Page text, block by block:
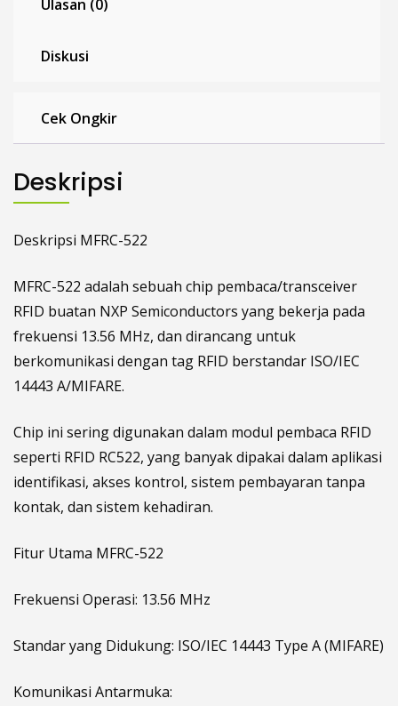
Ulasan (0)
Diskusi
Cek Ongkir
Deskripsi
Deskripsi MFRC-522
MFRC-522 adalah sebuah chip pembaca/transceiver
RFID buatan NXP Semiconductors yang bekerja pada
frekuensi 13.56 MHz, dan dirancang untuk
berkomunikasi dengan tag RFID berstandar ISO/IEC
14443 A/MIFARE.
Chip ini sering digunakan dalam modul pembaca RFID
seperti RFID RC522, yang banyak dipakai dalam aplikasi
identifikasi, akses kontrol, sistem pembayaran tanpa
kontak, dan sistem kehadiran.
Fitur Utama MFRC-522
Frekuensi Operasi: 13.56 MHz
Standar yang Didukung: ISO/IEC 14443 Type A (MIFARE)
Komunikasi Antarmuka: